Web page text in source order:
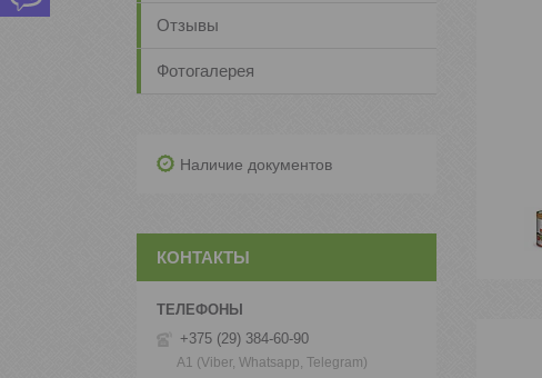
Отзывы
Фотогалерея
Наличие документов
КОНТАКТЫ
+375 (29) 384-60-90
А1 (Viber, Whatsapp, Telegram)